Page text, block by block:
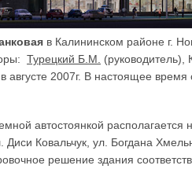
в Калининском районе г.
Турецкий Б.М.
(руководитель),
августе 2007г. В настоящее время
автостоянкой располагается
Ковальчук, ул. Богдана
решение здания